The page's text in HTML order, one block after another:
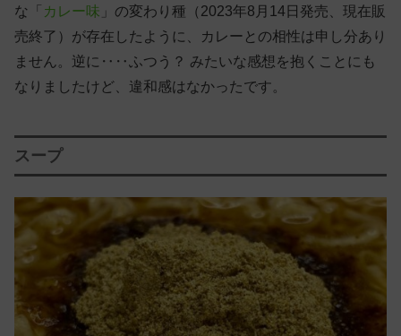
な「 カレー味 」の変わり種（2023年8月14日発売、現在販
売終了）が存在したように、カレーとの相性は申し分あり
ません。逆に‥‥ふつう？ みたいな感想を抱くことにも
なりましたけど、違和感はなかったです。
スープ